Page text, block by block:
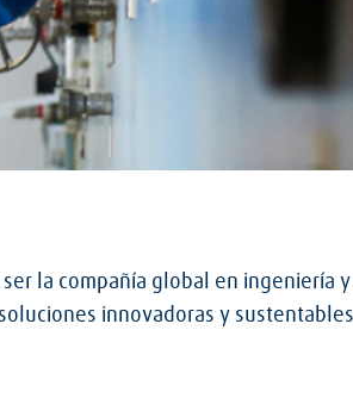
la compañía global en ingeniería
innovadoras y